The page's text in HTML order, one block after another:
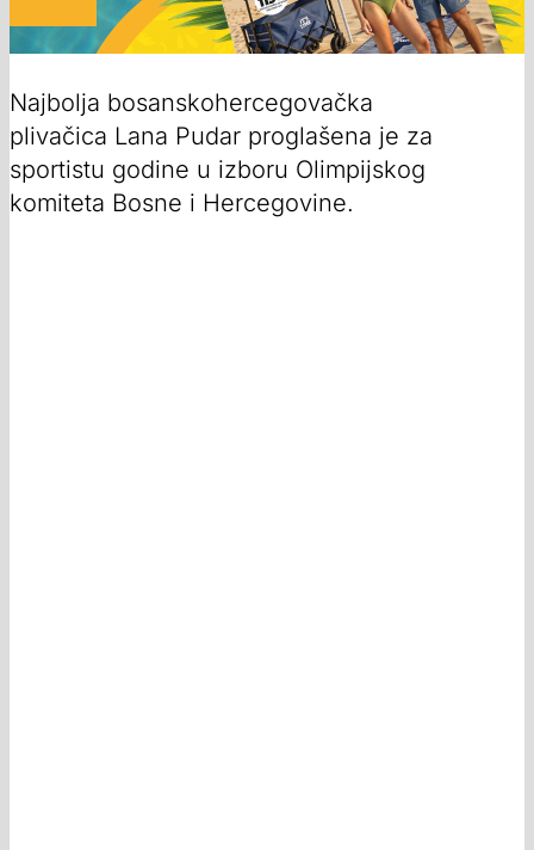
Najbolja bosanskohercegovačka
plivačica Lana Pudar proglašena je za
sportistu godine u izboru Olimpijskog
komiteta Bosne i Hercegovine.